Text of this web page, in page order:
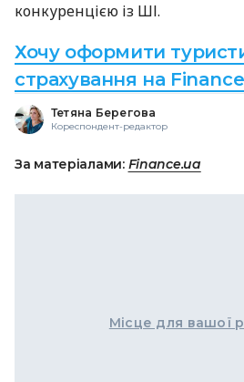
конкуренцією із ШІ.
Хочу оформити
страхування на
Тетяна Берегова
Кореспондент-редактор
За матеріалами: Finance.ua
Місце для вашої